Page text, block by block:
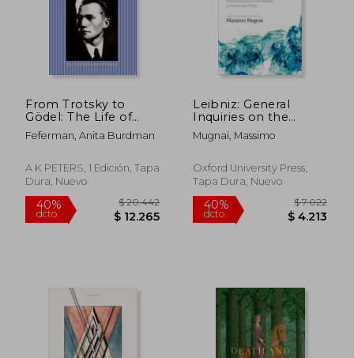
40% 40%
From Trotsky to
Gödel: The Life of
Jean Van Heijenoort
(en Inglés)
Feferman, Anita Burdman
A K PETERS, 1 Edición, Tapa
Dura, Nuevo
Leibniz: General
Inquiries on the
Analysis of Notions
and Truths (British
History of
Philosophy: New
Philosophy) (en
Inglés)
Mugnai, Massimo
Oxford University Press,
Tapa Dura, Nuevo